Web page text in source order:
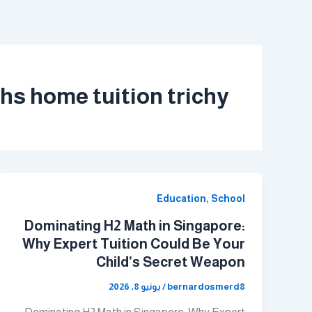
home tuition trichy
Education, School
Dominating H2 Math in Singapore:
Why Expert Tuition Could Be Your
Child’s Secret Weapon
bernardosmerd8
/ يونيو 8, 2026